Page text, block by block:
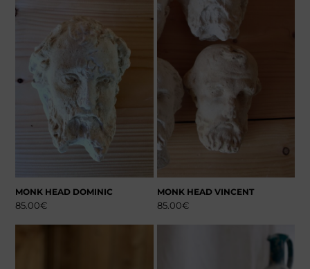
MONK HEAD DOMINIC
85.00€
MONK HEAD VINCENT
85.00€